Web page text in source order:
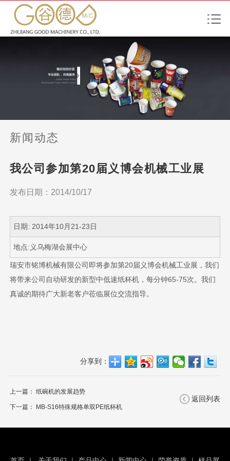
新闻动态
我公司参加第20届义博会机械工业展
发布日期：2014/10/17
日期: 2014年10月21-23日
地点:义乌梅湖会展中心
瑞安市铭博机械有限公司即将参加第20届义博会机械工业展，我们
将带来公司自动研发的新型中低速纸杯机，每分钟65-75次。我们
真诚的期待广大新老客户莅临展位交流指导。
分享到：
上一篇： 纸碗机的发展趋势
下一篇： MB-S16特殊规格单双PE纸杯机
返回列表